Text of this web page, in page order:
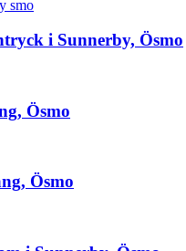
i Sunnerby, Ösmo
Ösmo
Ösmo